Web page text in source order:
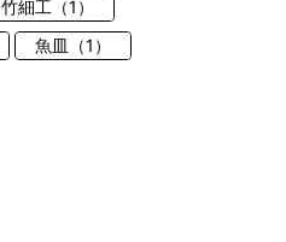
竹細工（1）
魚皿（1）